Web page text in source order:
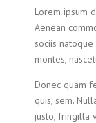
Lorem ipsum
Aenean
sociis natoque
montes,
Donec quam
quis, sem.
justo, fringilla